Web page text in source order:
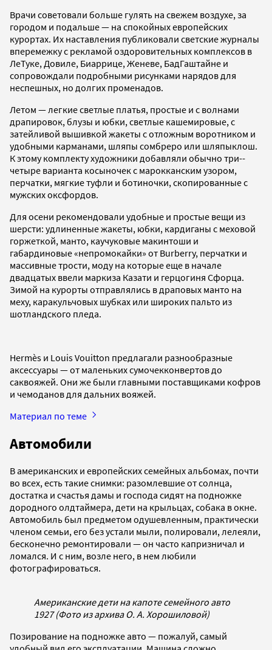
Врачи советовали больше гулять на свежем воздухе, за
городом и подальше — на спокойных европейских
курортах. Их наставления публиковали светские журналы
вперемежку с рекламой оздоровительных комплексов в
Ле­Туке, Довиле, Биаррице, Женеве, Бад­Гаштайне и
сопровождали подробными рисунками нарядов для
неспешных, но долгих променадов.
Летом — легкие светлые платья, простые и с волнами
драпировок, блузы и юбки, светлые кашемировые, с
затейливой вышивкой жакеты с отложным воротником и
удобными карманами, шляпы­ сомбреро или шляпы­клош.
К этому комплекту художники добавляли обычно три-­
четыре варианта косыночек с марокканским узором,
перчатки, мягкие туфли и ботиночки, скопированные с
мужских оксфордов.
Для осени рекомендовали удобные и простые вещи из
шерсти: удлиненные жакеты, юбки, кардиганы с меховой
горжеткой, манто, каучуковые макинтоши и
габардиновые «непромокайки» от Burberry, перчатки и
массивные трости, моду на которые еще в начале
двадцатых ввели маркиза Казати и герцогиня Сфорца.
Зимой на курорты отправлялись в драповых манто на
меху, каракульчовых шубках или широких пальто из
шотландского пледа.
Hermès и Louis Vouitton предлагали разнообразные
аксессуары — от маленьких сумочек­конвертов до
саквояжей. Они же были главными поставщиками кофров
и чемоданов для дальних вояжей.
Материал по теме
Автомобили
В американских и европейских семейных альбомах, почти
во всех, есть такие снимки: разомлевшие от солнца,
достатка и счастья дамы и господа сидят на подножке
дородного олдтаймера, дети на крыльцах, собака в окне.
Автомобиль был предметом одушевленным, практически
членом семьи, его без устали мыли, полировали, лелеяли,
бесконечно ремонтировали — он часто капризничал и
ломался. И с ним, возле него, в нем любили
фотографироваться.
Американские дети на капоте семейного авто
1927 (Фото из архива О. А. Хорошиловой)
Позирование на подножке авто — пожалуй, самый